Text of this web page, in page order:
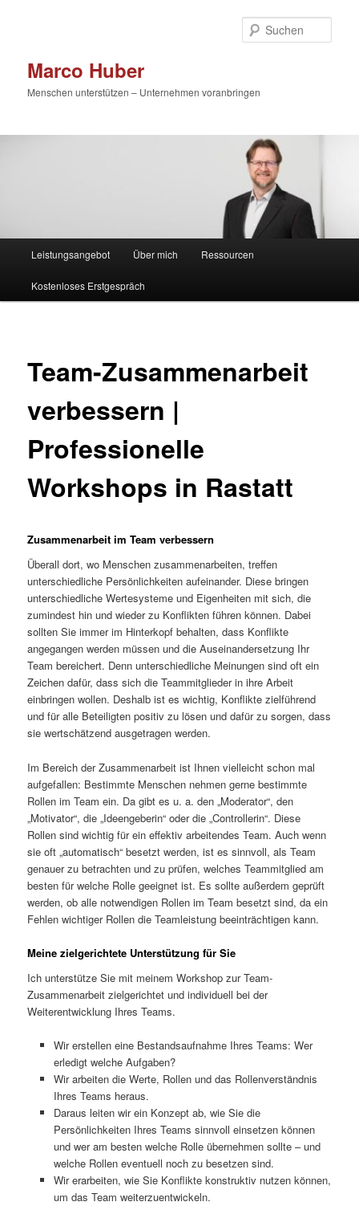
Marco Huber
Menschen unterstützen – Unternehmen voranbringen
Leistungsangebot Über mich Ressourcen
Kostenloses Erstgespräch
Team-Zusammenarbeit
verbessern |
Professionelle
Workshops in Rastatt
Zusammenarbeit im Team verbessern
Überall dort, wo Menschen zusammenarbeiten, treffen
unterschiedliche Persönlichkeiten aufeinander. Diese bringen
unterschiedliche Wertesysteme und Eigenheiten mit sich, die
zumindest hin und wieder zu Konflikten führen können. Dabei
sollten Sie immer im Hinterkopf behalten, dass Konflikte
angegangen werden müssen und die Auseinandersetzung Ihr
Team bereichert. Denn unterschiedliche Meinungen sind oft ein
Zeichen dafür, dass sich die Teammitglieder in ihre Arbeit
einbringen wollen. Deshalb ist es wichtig, Konflikte zielführend
und für alle Beteiligten positiv zu lösen und dafür zu sorgen, dass
sie wertschätzend ausgetragen werden.
Im Bereich der Zusammenarbeit ist Ihnen vielleicht schon mal
aufgefallen: Bestimmte Menschen nehmen gerne bestimmte
Rollen im Team ein. Da gibt es u. a. den „Moderator“, den
„Motivator“, die „Ideengeberin“ oder die „Controllerin“. Diese
Rollen sind wichtig für ein effektiv arbeitendes Team. Auch wenn
sie oft „automatisch“ besetzt werden, ist es sinnvoll, als Team
genauer zu betrachten und zu prüfen, welches Teammitglied am
besten für welche Rolle geeignet ist. Es sollte außerdem geprüft
werden, ob alle notwendigen Rollen im Team besetzt sind, da ein
Fehlen wichtiger Rollen die Teamleistung beeinträchtigen kann.
Meine zielgerichtete Unterstützung für Sie
Ich unterstütze Sie mit meinem Workshop zur Team-
Zusammenarbeit zielgerichtet und individuell bei der
Weiterentwicklung Ihres Teams.
Wir erstellen eine Bestandsaufnahme Ihres Teams: Wer
erledigt welche Aufgaben?
Wir arbeiten die Werte, Rollen und das Rollenverständnis
Ihres Teams heraus.
Daraus leiten wir ein Konzept ab, wie Sie die
Persönlichkeiten Ihres Teams sinnvoll einsetzen können
und wer am besten welche Rolle übernehmen sollte – und
welche Rollen eventuell noch zu besetzen sind.
Wir erarbeiten, wie Sie Konflikte konstruktiv nutzen können,
um das Team weiterzuentwickeln.